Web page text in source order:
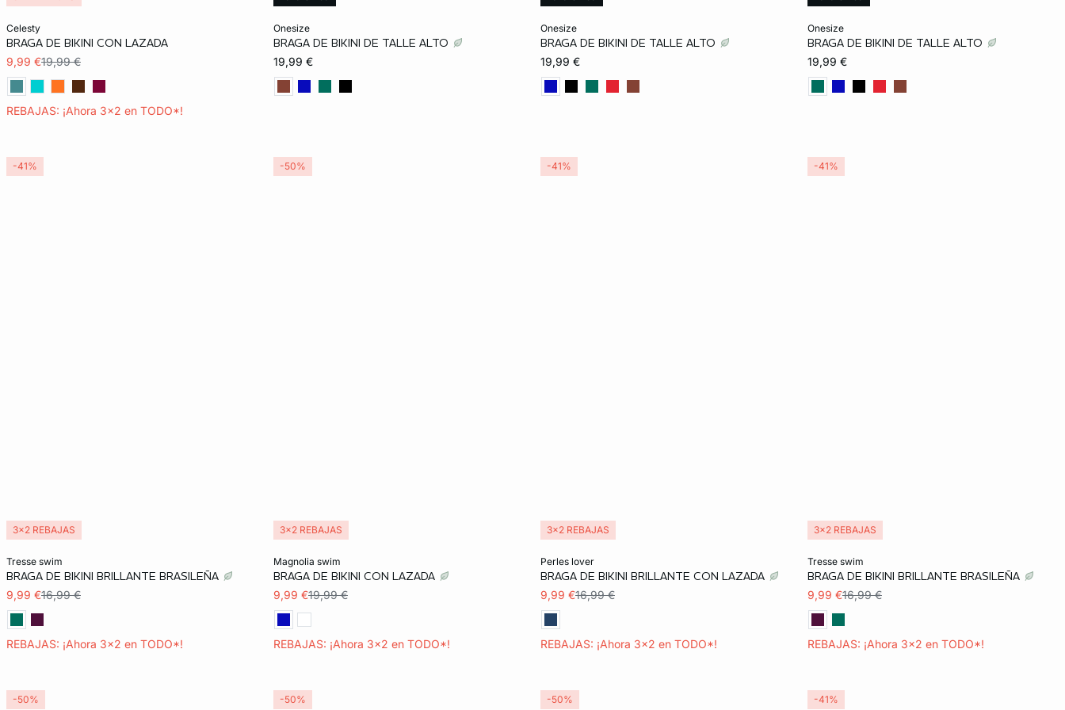
celesty
BRAGA DE BIKINI CON LAZADA
9,99 €19,99 €
REBAJAS: ¡Ahora 3x2 en TODO*!
onesize
BRAGA DE BIKINI DE TALLE ALTO
19,99 €
onesize
BRAGA DE BIKINI DE TALLE ALTO
19,99 €
onesize
BRAGA DE BIKINI DE TALLE ALTO
19,99 €
tresse swim
BRAGA DE BIKINI BRILLANTE BRASILEÑA
9,99 €16,99 €
REBAJAS: ¡Ahora 3x2 en TODO*!
3x2 REBAJAS
-41%
magnolia swim
BRAGA DE BIKINI CON LAZADA
9,99 €19,99 €
REBAJAS: ¡Ahora 3x2 en TODO*!
3x2 REBAJAS
-50%
perles lover
BRAGA DE BIKINI BRILLANTE CON LAZADA
9,99 €16,99 €
REBAJAS: ¡Ahora 3x2 en TODO*!
3x2 REBAJAS
-41%
tresse swim
BRAGA DE BIKINI BRILLANTE BRASILEÑA
9,99 €16,99 €
REBAJAS: ¡Ahora 3x2 en TODO*!
3x2 REBAJAS
-41%
-50% -50% -50% -41%